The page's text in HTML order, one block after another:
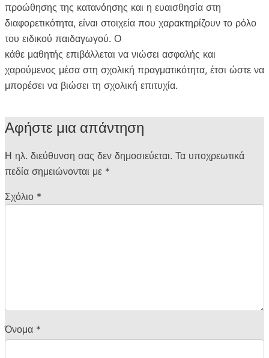
προώθησης της κατανόησης και η ευαισθησία στη
διαφορετικότητα, είναι στοιχεία που χαρακτηρίζουν το ρόλο
του ειδικού παιδαγωγού. Ο
κάθε μαθητής επιβάλλεται να νιώσει ασφαλής και
χαρούμενος μέσα στη σχολική πραγματικότητα, έτσι ώστε να
μπορέσει να βιώσει τη σχολική επιτυχία.
Αφήστε μια απάντηση
Η ηλ. διεύθυνση σας δεν δημοσιεύεται. Τα υποχρεωτικά
πεδία σημειώνονται με *
Σχόλιο *
Όνομα *